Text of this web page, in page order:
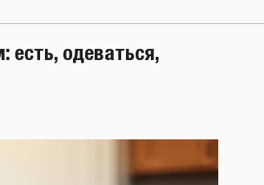
есть, одеваться,